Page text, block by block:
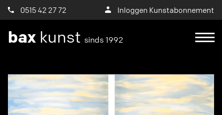
0515 42 27 72 Inloggen Kunstabonnement
bax kunst sinds 1992